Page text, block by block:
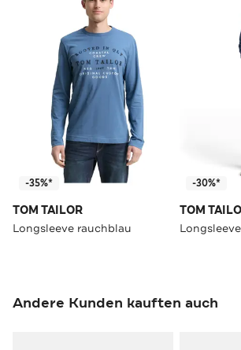
-35%*
TOM TAILOR
Longsleeve rauchblau
-30%*
TOM
Andere Kunden kauften auch